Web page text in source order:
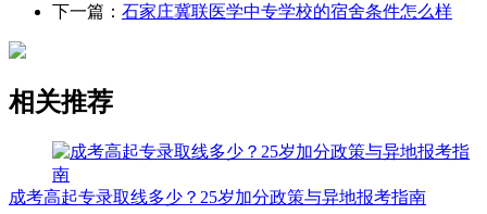
下一篇： 石家庄冀联医学中专学校的宿舍条件怎么样
相关推荐
成考高起专录取线多少？25岁加分政策与异地报考指南